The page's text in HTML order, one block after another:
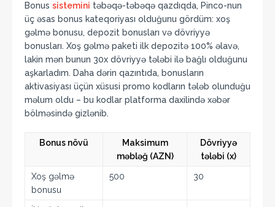
Bonus sistemini təbəqə-təbəqə qazdıqda, Pinco-nun
üç əsas bonus kateqoriyası olduğunu gördüm: xoş
gəlmə bonusu, depozit bonusları və dövriyyə
bonusları. Xoş gəlmə paketi ilk depozitə 100% əlavə,
lakin mən bunun 30x dövriyyə tələbi ilə bağlı olduğunu
aşkarladım. Daha dərin qazıntıda, bonusların
aktivasiyası üçün xüsusi promo kodların tələb olunduğu
məlum oldu – bu kodlar platforma daxilində xəbər
bölməsində gizlənib.
Bonus növü
Maksimum
məbləğ (AZN)
Dövriyyə
tələbi (x)
Xoş gəlmə
bonusu
500 30